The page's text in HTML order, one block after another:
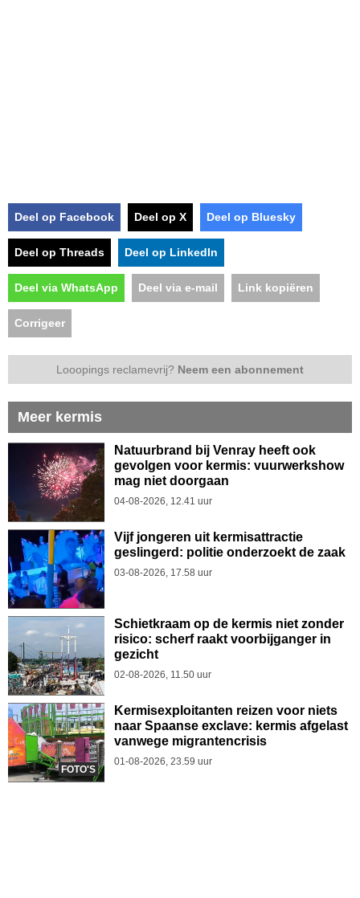
Deel op Facebook Deel op X Deel op Bluesky
Deel op Threads Deel op LinkedIn
Deel via WhatsApp Deel via e-mail Link kopiëren
Corrigeer
Looopings reclamevrij? Neem een abonnement
Meer kermis
Natuurbrand bij Venray heeft ook
gevolgen voor kermis: vuurwerkshow
mag niet doorgaan
04-08-2026, 12.41 uur
Vijf jongeren uit kermisattractie
geslingerd: politie onderzoekt de zaak
03-08-2026, 17.58 uur
Schietkraam op de kermis niet zonder
risico: scherf raakt voorbijganger in
gezicht
02-08-2026, 11.50 uur
FOTO'S
Kermisexploitanten reizen voor niets
naar Spaanse exclave: kermis afgelast
vanwege migrantencrisis
01-08-2026, 23.59 uur